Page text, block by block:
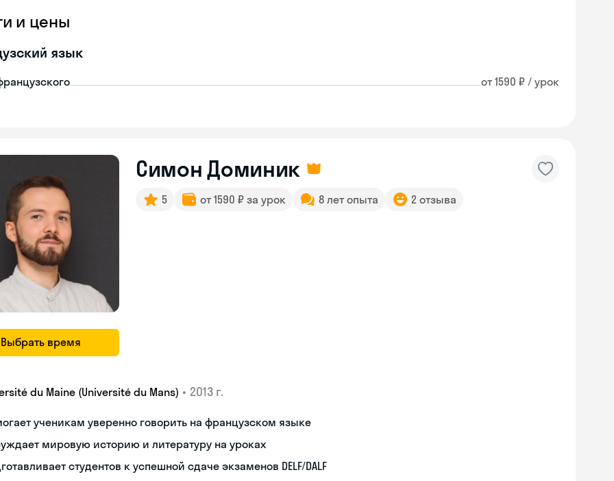
и цены
язык
от 1590 ₽ / урок
Выбрать время
Симон Доминик
5 от 1590 ₽ за урок 8 лет опыта 2 отзыва
du Maine (Université du Mans) • 2013 г.
ученикам уверенно говорить на французском языке
мировую историю и литературу на уроках
студентов к успешной сдаче экзаменов DELF/DALF